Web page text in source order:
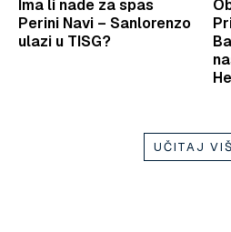
Ima li nade za spas
Perini Navi – Sanlorenzo
ulazi u TISG?
UČITAJ